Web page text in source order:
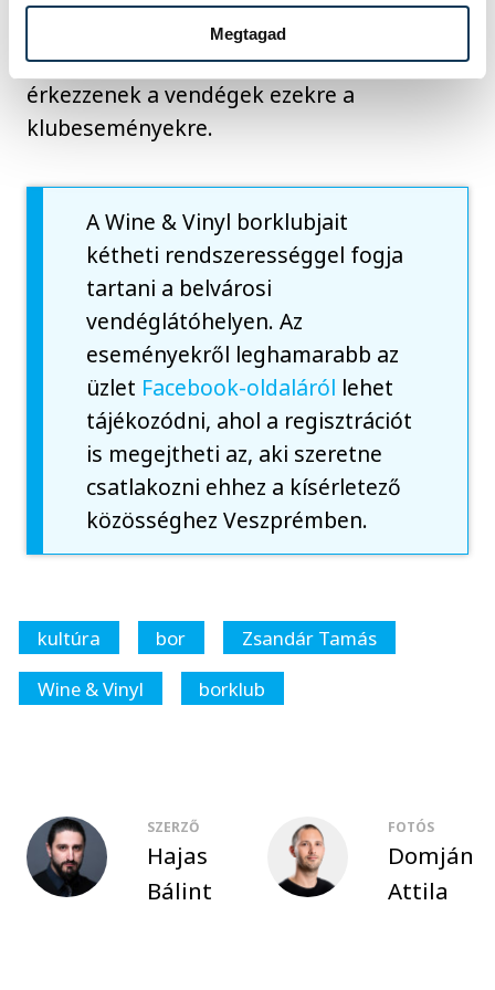
Megtagad
bor. De talán a legfontosabb az, hogy
kíváncsian és kellő nyitottsággal
érkezzenek a vendégek ezekre a
klubeseményekre.
A Wine & Vinyl borklubjait
kétheti rendszerességgel fogja
tartani a belvárosi
vendéglátóhelyen. Az
eseményekről leghamarabb az
üzlet Facebook-oldaláról lehet
tájékozódni, ahol a regisztrációt
is megejtheti az, aki szeretne
csatlakozni ehhez a kísérletező
közösséghez Veszprémben.
kultúra bor
Zsandár Tamás
Wine & Vinyl
borklub
SZERZŐ
Hajas
Bálint
FOTÓS
Domján
Attila